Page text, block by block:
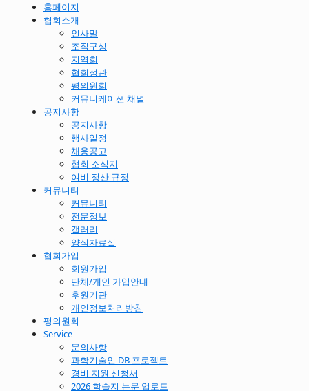
홈페이지
협회소개
인사말
조직구성
지역회
협회정관
평의원회
커뮤니케이션 채널
공지사항
공지사항
행사일정
채용공고
협회 소식지
여비 정산 규정
커뮤니티
커뮤니티
전문정보
갤러리
양식자료실
협회가입
회원가입
단체/개인 가입안내
후원기관
개인정보처리방침
평의원회
Service
문의사항
과학기술인 DB 프로젝트
경비 지원 신청서
2026 학술지 논문 업로드